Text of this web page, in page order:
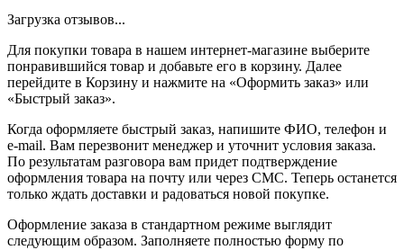
Загрузка отзывов...
Для покупки товара в нашем интернет-магазине выберите
понравившийся товар и добавьте его в корзину. Далее
перейдите в Корзину и нажмите на «Оформить заказ» или
«Быстрый заказ».
Когда оформляете быстрый заказ, напишите ФИО, телефон и
e-mail. Вам перезвонит менеджер и уточнит условия заказа.
По результатам разговора вам придет подтверждение
оформления товара на почту или через СМС. Теперь останется
только ждать доставки и радоваться новой покупке.
Оформление заказа в стандартном режиме выглядит
следующим образом. Заполняете полностью форму по